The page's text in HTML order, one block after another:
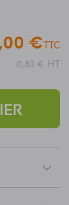
€TTC
0,83 € HT